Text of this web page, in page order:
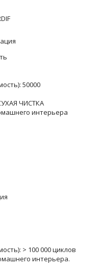
50000
ЧИСТКА
интерьера
> 100 000 циклов
интерьера.